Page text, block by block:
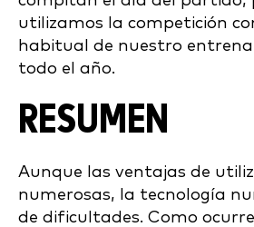
utilizamos la competición
habitual de nuestro
todo el año.
RESUMEN
Aunque las ventajas de
numerosas, la tecnología
de dificultades. Como